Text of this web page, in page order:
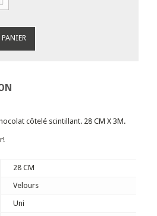
côtelé scintillant. 28 CM X 3M.
28 CM
Velours
Uni